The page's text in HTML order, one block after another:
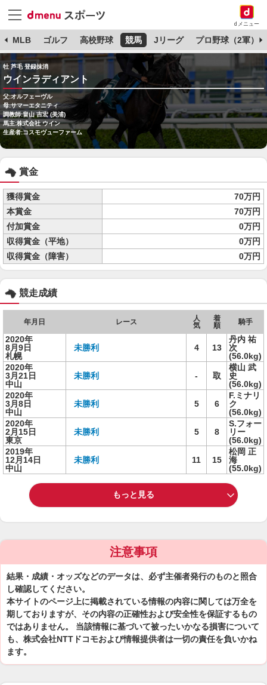
dメニュー
MLB ゴルフ 高校野球 競馬 Jリーグ プロ野球（2軍）
牡 芦毛 登録抹消
ウインラディアント
父:オルフェーヴル
母:サマーエタニティ
調教師:畠山 吉宏 (美浦)
馬主:株式会社 ウイン
生産者:コスモヴューファーム
賞金
獲得賞金
70万円
本賞金
70万円
付加賞金
0万円
収得賞金（平地）
0万円
収得賞金（障害）
0万円
競走成績
年月日 レース
人
気
着
順
騎手
2020年
8月9日
札幌
未勝利 4 13
丹内 祐
次
(56.0kg)
2020年
3月21日
中山
未勝利 - 取
横山 武
史
(56.0kg)
2020年
3月8日
中山
未勝利 5 6
F.ミナリ
ク
(56.0kg)
2020年
2月15日
東京
未勝利 5 8
S.フォー
リー
(56.0kg)
2019年
12月14日
中山
未勝利 11 15
松岡 正
海
(55.0kg)
もっと見る
注意事項
結果・成績・オッズなどのデータは、必ず主催者発行のものと照合
し確認してください。
本サイトのページ上に掲載されている情報の内容に関しては万全を
期しておりますが、その内容の正確性および安全性を保証するもの
ではありません。 当該情報に基づいて被ったいかなる損害について
も、株式会社NTTドコモおよび情報提供者は一切の責任を負いかね
ます。